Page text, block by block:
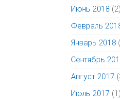
Июнь 2018 (2)
Февраль
Январь 2018
Сентябрь
Август 2017
Июль 2017 (1)